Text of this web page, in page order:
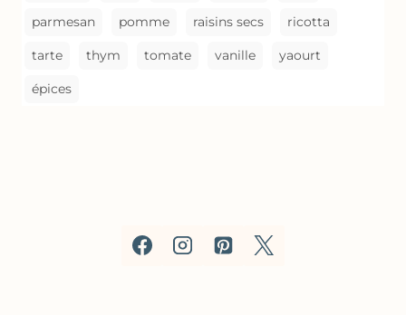
parmesan pomme raisins secs ricotta
tarte thym tomate vanille yaourt
épices